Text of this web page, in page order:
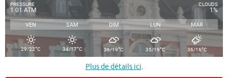
PRESSURE
1.01 ATM
CLOUDS
1%
VEN SAM DIM LUN MAR
29/22°C 34/17°C 36/19°C 35/19°C 36/16°C
Plus de détails ici.